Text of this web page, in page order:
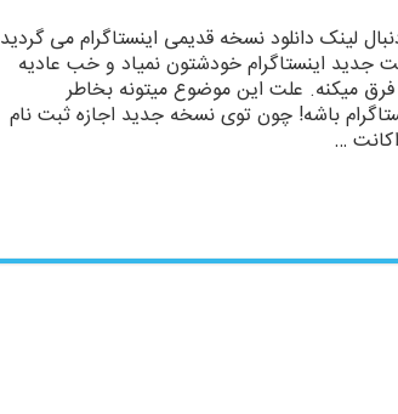
لینک دانلود نسخه قدیمی اینستاگرام می گردید
جدید اینستاگرام خودشتون نمیاد و خب عادیه
میکنه. علت این موضوع میتونه بخاطر
باشه! چون توی نسخه جدید اجازه ثبت نام
…